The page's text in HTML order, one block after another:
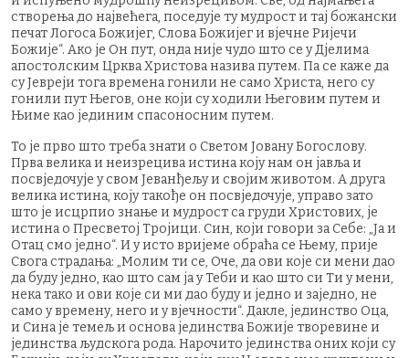
створења до највећега, поседује ту мудрост и тај божански
печат Логоса Божијег, Слова Божијег и вјечне Ријечи
Божије“. Ако је Он пут, онда није чудо што се у Дјелима
апостолским Црква Христова назива путем. Па се каже да
су Јевреји тога времена гонили не само Христа, него су
гонили пут Његов, оне који су ходили Његовим путем и
Њиме као јединим спасоносним путем.
То је прво што треба знати о Светом Јовану Богослову.
Прва велика и неизрецива истина коју нам он јавља и
посвједочује у свом Јеванђељу и својим животом. А друга
велика истина, коју такође он посвједочује, управо зато
што је исцрпио знање и мудрост са груди Христових, је
истина о Пресветој Тројици. Син, који говори за Себе: „Ја и
Отац смо једно“. И у исто вријеме обраћа се Њему, прије
Свога страдања: „Молим ти се, Оче, да ови које си мени дао
да буду једно, као што сам ја у Теби и као што си Ти у мени,
нека тако и ови које си ми дао буду и једно и заједно, не
само у времену, него и у вјечности“. Дакле, јединство Оца,
и Сина је темељ и основа јединства Божије творевине и
јединства људскога рода. Нарочито јединства оних који су